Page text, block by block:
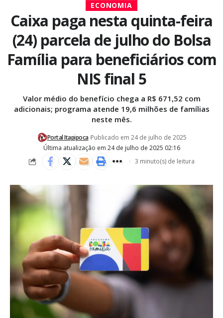
ECONOMIA
Caixa paga nesta quinta-feira
(24) parcela de julho do Bolsa
Família para beneficiários com
NIS final 5
Valor médio do benefício chega a R$ 671,52 com
adicionais; programa atende 19,6 milhões de famílias
neste mês.
Última atualização em 24 de julho de 2025 02:16
Portal Itapipoca Publicado em 24 de julho de 2025
3 minuto(s) de leitura